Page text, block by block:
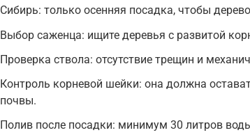
Сибирь: только осенняя посадка, чтобы
Выбор саженца: ищите деревья с развитой
Проверка ствола: отсутствие трещин и
Контроль корневой шейки: она должна
почвы.
Полив после посадки: минимум 30 литров